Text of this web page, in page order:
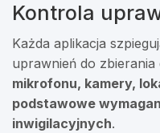
Kontrola
Każda aplikacja
uprawnień do zbierania
mikrofonu, kamery,
podstawowe
inwigilacyjnych.